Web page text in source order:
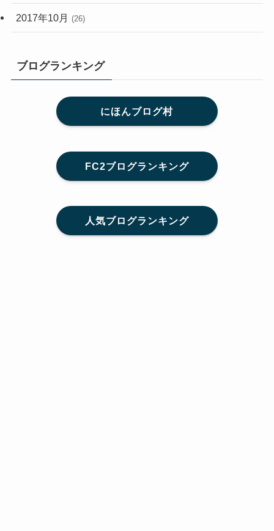
2017年10月 (26)
ブログランキング
にほんブログ村
FC2ブログランキング
人気ブログランキング